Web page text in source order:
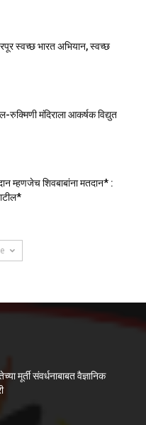
मूर्ती संवर्धनाबाबत वैज्ञानिक
असलेले मनसेचे नेते दिलीप बापू
अत्यावश्यक सेवेतील दुकाने